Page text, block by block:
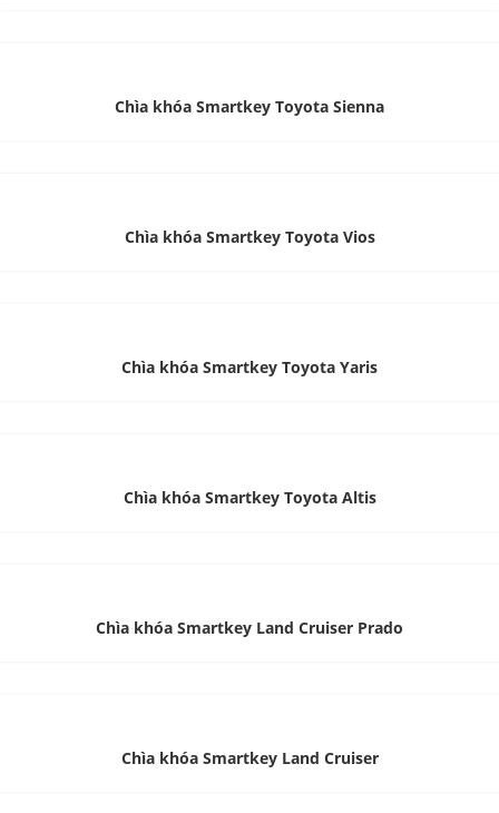
Chìa khóa Smartkey Toyota Sienna
Chìa khóa Smartkey Toyota Vios
Chìa khóa Smartkey Toyota Yaris
Chìa khóa Smartkey Toyota Altis
Chìa khóa Smartkey Land Cruiser Prado
Chìa khóa Smartkey Land Cruiser